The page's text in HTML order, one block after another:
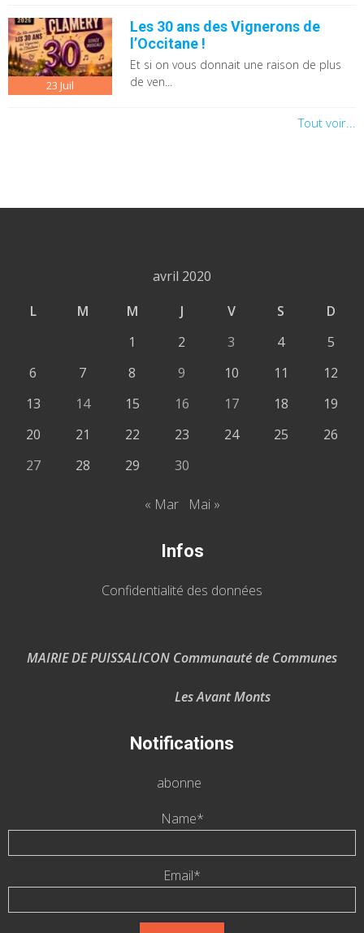
23 Juil
Les 30 ans des Vignerons de
l’Occitane !
Et si on vous donnait une raison de plus
de ven...
Tout voir...
avril 2020
L
M M J V S
D
1
2 3 4
5
6
7 8 9 10 11
12
13
14 15 16 17 18
19
20
21 22 23 24 25
26
27
28 29 30
« Mar Mai »
Infos
Confidentialité des données
MAIRIE DE PUISSALICON Communauté de Communes
Les Avant Monts
Notifications
abonne
Name*
Email*